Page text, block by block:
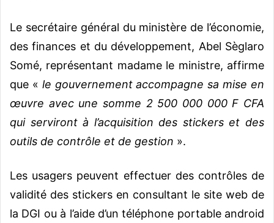
Le secrétaire général du ministère de l’économie,
des finances et du développement, Abel Sèglaro
Somé, représentant madame le ministre, affirme
que « le gouvernement accompagne sa mise en
œuvre avec une somme 2 500 000 000 F CFA
qui serviront à l’acquisition des stickers et des
outils de contrôle et de gestion ».
Les usagers peuvent effectuer des contrôles de
validité des stickers en consultant le site web de
la DGI ou à l’aide d’un téléphone portable android